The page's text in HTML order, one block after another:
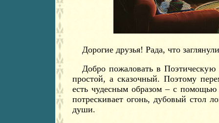
Дорогие друзья! Рада, что
Добро пожаловать в
простой, а сказочный. Поэтому
есть чудесным образом – с
потрескивает огонь, дубовый стол
души.